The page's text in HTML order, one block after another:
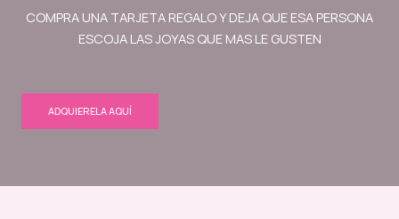
COMPRA UNA TARJETA REGALO Y DEJA QUE ESA PERSONA
ESCOJA LAS JOYAS QUE MAS LE GUSTEN
ADQUIERELA AQUÍ